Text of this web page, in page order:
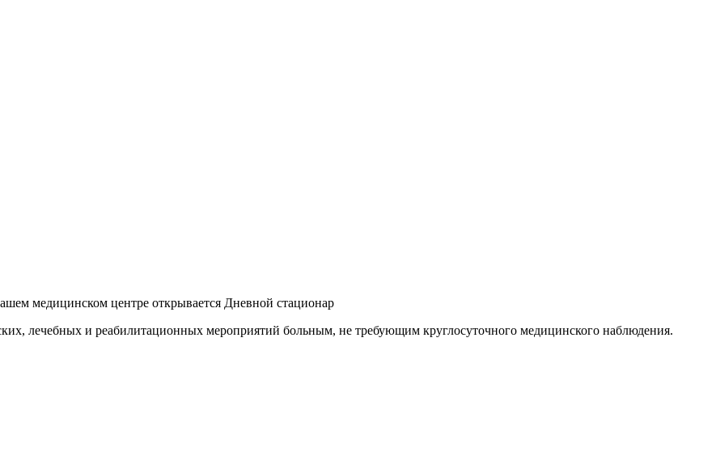
медицинском центре открывается Дневной стационар
лечебных и реабилитационных мероприятий больным, не требующим круглосуточного медицинского наблюдения.